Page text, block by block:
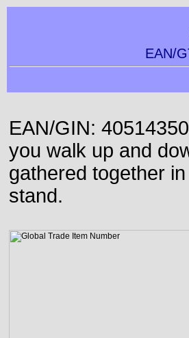
EAN/
EAN/GIN:
you walk up and
gathered together
stand.